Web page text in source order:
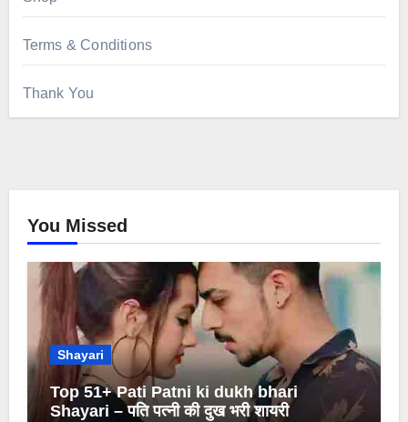
Terms & Conditions
Thank You
You Missed
Shayari
Top 51+ Pati Patni ki dukh bhari
Shayari – पति पत्नी की दुख भरी शायरी